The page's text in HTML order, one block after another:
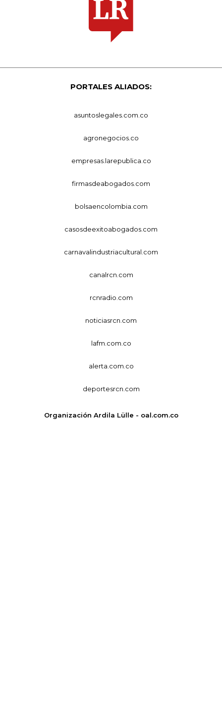
PORTALES ALIADOS:
asuntoslegales.com.co
agronegocios.co
empresas.larepublica.co
firmasdeabogados.com
bolsaencolombia.com
casosdeexitoabogados.com
carnavalindustriacultural.com
canalrcn.com
rcnradio.com
noticiasrcn.com
lafm.com.co
alerta.com.co
deportesrcn.com
Organización Ardila Lülle - oal.com.co